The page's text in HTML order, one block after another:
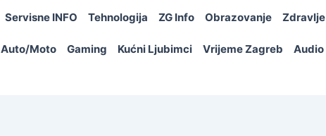
Servisne INFO Tehnologija ZG Info Obrazovanje Zdravlje
Auto/Moto Gaming Kućni Ljubimci Vrijeme Zagreb Audio